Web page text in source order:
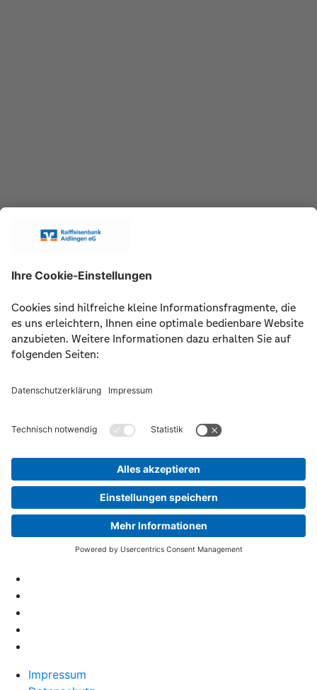
Impressum